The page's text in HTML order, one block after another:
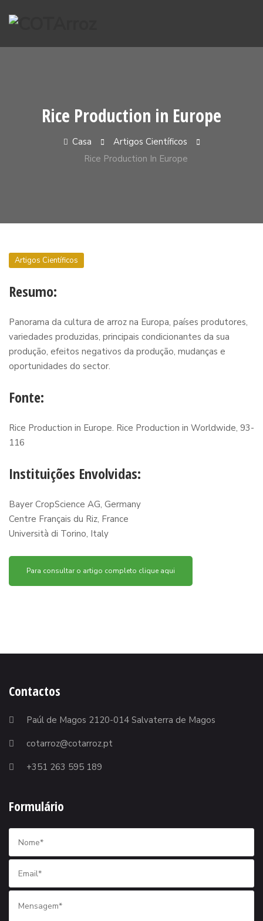
para
conteúdo
Rice Production in Europe
Casa
Artigos Científicos
Rice Production In Europe
Artigos Científicos
Resumo:
Panorama da cultura de arroz na Europa, países produtores,
variedades produzidas, principais condicionantes da sua
produção, efeitos negativos da produção, mudanças e
oportunidades do sector.
Fonte:
Rice Production in Europe. Rice Production in Worldwide, 93-
116
Instituições Envolvidas:
Bayer CropScience AG, Germany
Centre Français du Riz, France
Università di Torino, Italy
Para consultar o artigo completo clique aqui
Contactos
Paúl de Magos 2120-014 Salvaterra de Magos
cotarroz@cotarroz.pt
+351 263 595 189
Formulário